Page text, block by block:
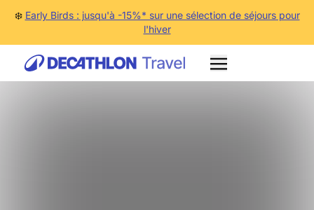
❄️ Early Birds : jusqu'à -15%* sur une sélection de séjours pour
l'hiver